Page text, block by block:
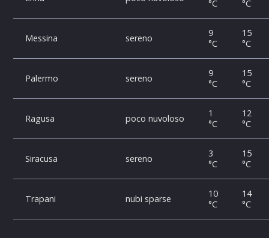
°C °C
Messina sereno
9
°C
15
°C
Palermo sereno
9
°C
15
°C
Ragusa poco nuvoloso
1
°C
12
°C
Siracusa sereno
3
°C
15
°C
Trapani nubi sparse
10
°C
14
°C